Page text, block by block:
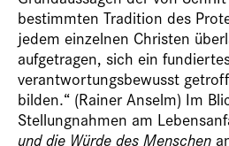
bestimmten Tradition des
jedem einzelnen Christen
aufgetragen, sich ein
verantwortungsbewusst
bilden.“ (Rainer Anselm) Im
Stellungnahmen am
und die Würde des Menschen